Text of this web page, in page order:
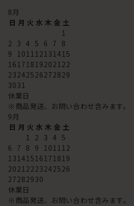
8月
日 月 火 水 木 金 土
1
2 3 4 5 6 7 8
9 101112131415
16171819202122
23242526272829
3031
休業日
※商品発送、お問い合わせ含みます。
9月
日 月 火 水 木 金 土
1 2 3 4 5
6 7 8 9 101112
13141516171819
20212223242526
27282930
休業日
※商品発送、お問い合わせ含みます。